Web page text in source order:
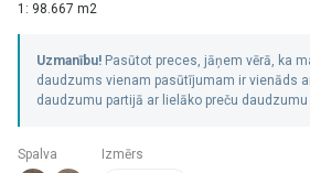
1: 98.667 m2
Uzmanību! Pasūtot preces, jāņem vērā, ka
daudzums vienam pasūtījumam ir vienāds
daudzumu partijā ar lielāko preču daudzumu
Spalva
Izmērs